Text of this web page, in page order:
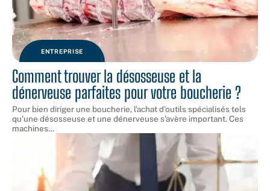
ENTREPRISE
Comment trouver la désosseuse et la
dénerveuse parfaites pour votre boucherie ?
Pour bien diriger une boucherie, l'achat d'outils spécialisés tels
qu'une désosseuse et une dénerveuse s'avère important. Ces
machines…